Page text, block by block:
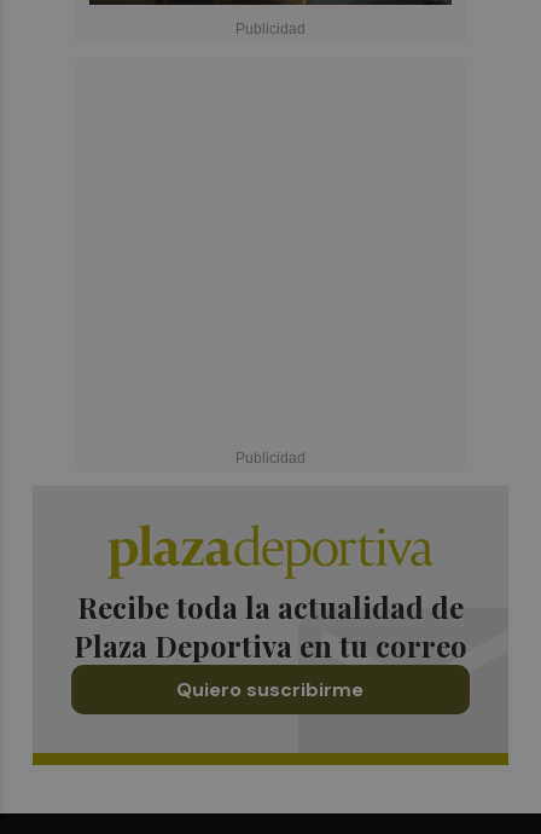
Recibe toda la actualidad de
Plaza Deportiva en tu correo
Quiero suscribirme